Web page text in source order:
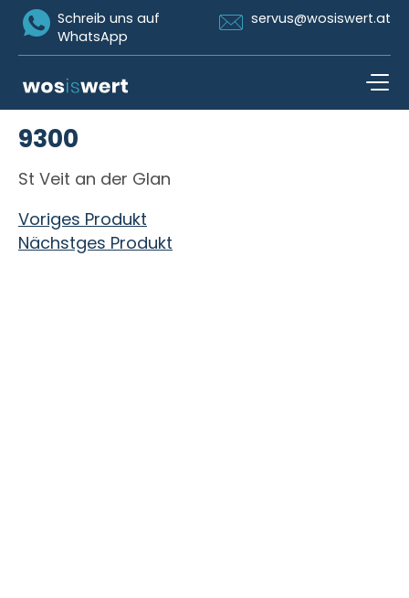
Icon Whatsapp
Schreib uns auf
WhatsApp
Icon Email
servus@wosiswert.at
9300
St Veit an der Glan
Beitragsnavigation
Voriges Produkt
Nächstges Produkt